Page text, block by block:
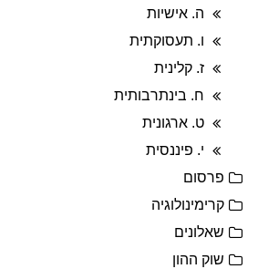
ה. אישיות
ו. תעסוקתית
ז. קלינית
ח. בינתרבותית
ט. ארגונית
י. פיננסית
פרסום
קרימינולוגיה
שאלונים
שוק ההון